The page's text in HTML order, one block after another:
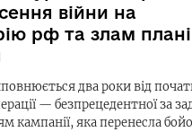
війни на
рф та злам
два роки від
— безпрецедентної за
кампанії, яка перенесла